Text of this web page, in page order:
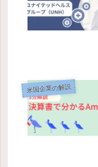
米国企業の解説